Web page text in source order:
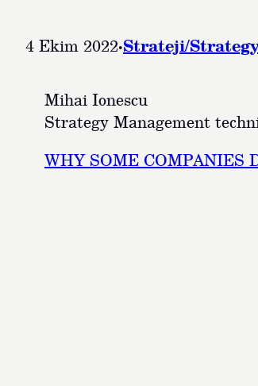
4 Ekim 2022·Strateji/
Mihai Ionescu
Strategy Management
WHY SOME COMPANIES